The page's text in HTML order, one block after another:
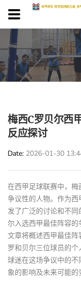
梅西C罗贝尔西
反应探讨
Date 2026-01-30
在西甲足球联赛中，
争议性的人物。作为
发了广泛的讨论和不
尔入选西甲最佳阵容的
文章将概述西甲最佳
罗和贝尔三位球员的
球迷在这场争议中的
象的影响及未来可能的